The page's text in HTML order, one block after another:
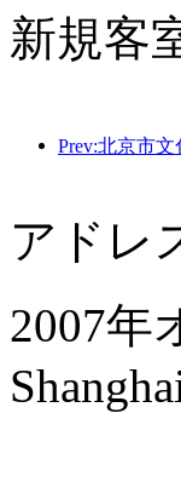
新規客
アドレ
2007年